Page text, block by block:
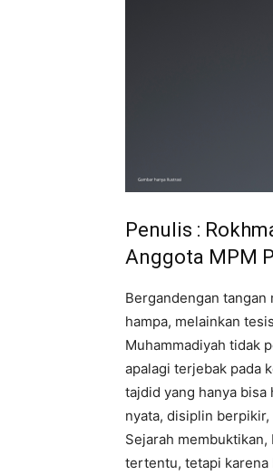
Penulis :
Anggota MPM
Bergandengan tangan
hampa, melainkan
Muhammadiyah tidak
apalagi terjebak pada
tajdid yang hanya
nyata, disiplin berpikir,
Sejarah
tertentu, tetapi karena